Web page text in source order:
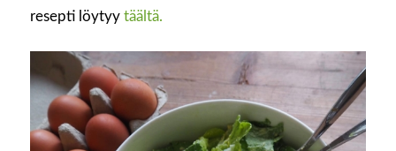
resepti löytyy täältä.